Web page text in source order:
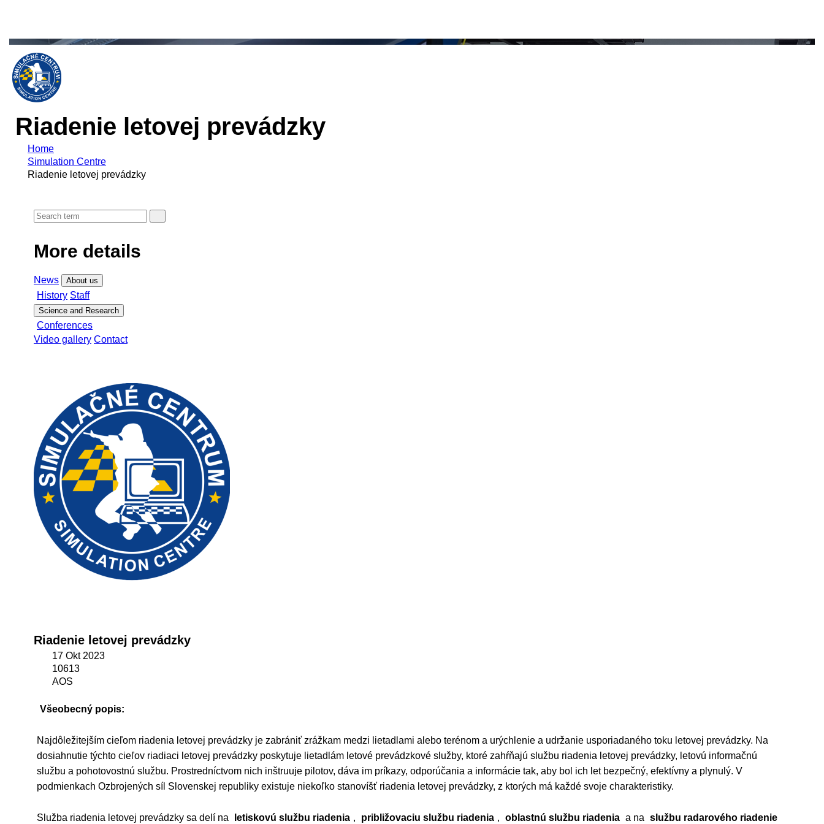
Riadenie letovej prevádzky
Home
Simulation Centre
Riadenie letovej prevádzky
More details
News About us
History Staff
Science and Research
Conferences
Video gallery Contact
Riadenie letovej prevádzky
17 Okt 2023
10613
AOS
Všeobecný popis:
Najdôležitejším cieľom riadenia letovej prevádzky je zabrániť zrážkam medzi lietadlami alebo terénom a urýchlenie a udržanie usporiadaného toku letovej prevádzky. Na
dosiahnutie týchto cieľov riadiaci letovej prevádzky poskytuje lietadlám letové prevádzkové služby, ktoré zahŕňajú službu riadenia letovej prevádzky, letovú informačnú
službu a pohotovostnú službu. Prostredníctvom nich inštruuje pilotov, dáva im príkazy, odporúčania a informácie tak, aby bol ich let bezpečný, efektívny a plynulý. V
podmienkach Ozbrojených síl Slovenskej republiky existuje niekoľko stanovíšť riadenia letovej prevádzky, z ktorých má každé svoje charakteristiky.
Služba riadenia letovej prevádzky sa delí na letiskovú službu riadenia , približovaciu službu riadenia , oblastnú službu riadenia a na službu radarového riadenie